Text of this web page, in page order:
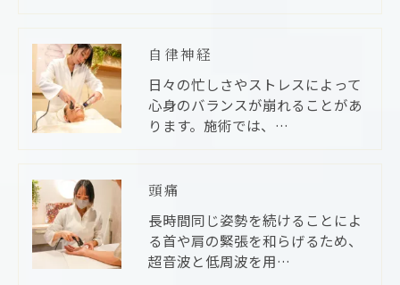
自律神経
日々の忙しさやストレスによって
心身のバランスが崩れることがあ
ります。施術では、…
頭痛
長時間同じ姿勢を続けることによ
る首や肩の緊張を和らげるため、
超音波と低周波を用…